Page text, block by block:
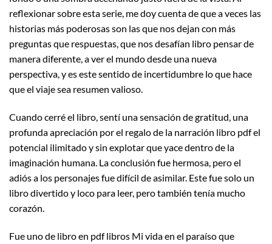
reflexionar sobre esta serie, me doy cuenta de que a veces las
historias más poderosas son las que nos dejan con más
preguntas que respuestas, que nos desafían libro pensar de
manera diferente, a ver el mundo desde una nueva
perspectiva, y es este sentido de incertidumbre lo que hace
que el viaje sea resumen valioso.
Cuando cerré el libro, sentí una sensación de gratitud, una
profunda apreciación por el regalo de la narración libro pdf el
potencial ilimitado y sin explotar que yace dentro de la
imaginación humana. La conclusión fue hermosa, pero el
adiós a los personajes fue difícil de asimilar. Este fue solo un
libro divertido y loco para leer, pero también tenía mucho
corazón.
Fue uno de libro en pdf libros Mi vida en el paraíso que